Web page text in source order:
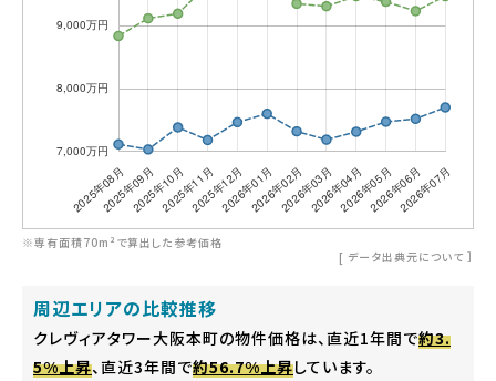
※専有面積70m²で算出した参考価格
[ データ出典元について ］
周辺エリアの比較推移
クレヴィアタワー大阪本町の物件価格は、直近1年間で約3.
5%上昇、直近3年間で約56.7%上昇しています。